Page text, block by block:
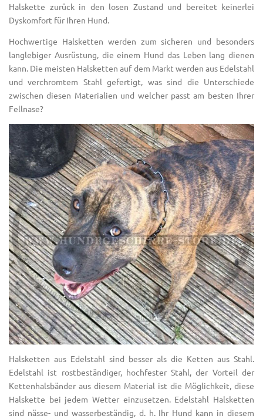
Halskette zurück in den losen Zustand und bereitet keinerlei
Dyskomfort für Ihren Hund.
Hochwertige Halsketten werden zum sicheren und besonders
langlebiger Ausrüstung, die einem Hund das Leben lang dienen
kann. Die meisten Halsketten auf dem Markt werden aus Edelstahl
und verchromtem Stahl gefertigt, was sind die Unterschiede
zwischen diesen Materialien und welcher passt am besten Ihrer
Fellnase?
Halsketten aus Edelstahl sind besser als die Ketten aus Stahl.
Edelstahl ist rostbeständiger, hochfester Stahl, der Vorteil der
Kettenhalsbänder aus diesem Material ist die Möglichkeit, diese
Halskette bei jedem Wetter einzusetzen. Edelstahl Halsketten
sind nässe- und wasserbeständig, d. h. Ihr Hund kann in diesem